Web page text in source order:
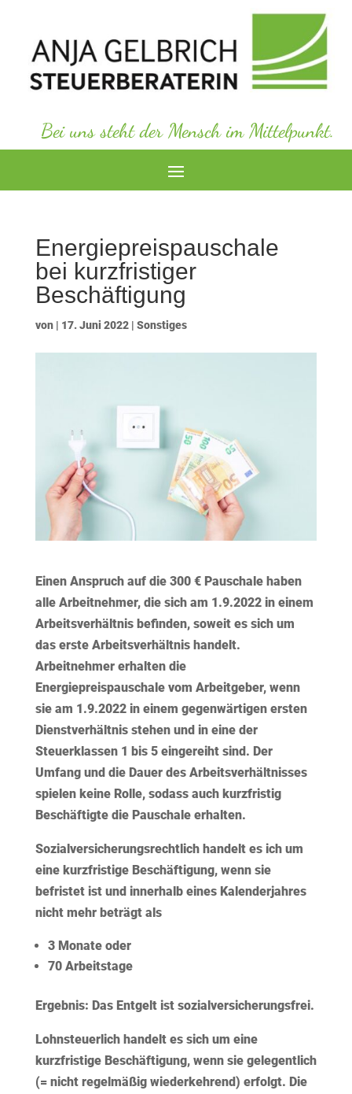
Bei uns steht der Mensch im Mittelpunkt.
Energiepreispauschale
bei kurzfristiger
Beschäftigung
von | 17. Juni 2022| Sonstiges
Einen Anspruch auf die 300 € Pauschale haben
alle Arbeitnehmer, die sich am 1.9.2022 in einem
Arbeitsverhältnis befinden, soweit es sich um
das erste Arbeitsverhältnis handelt.
Arbeitnehmer erhalten die
Energiepreispauschale vom Arbeitgeber, wenn
sie am 1.9.2022 in einem gegenwärtigen ersten
Dienstverhältnis stehenund in eine der
Steuerklassen 1 bis 5 eingereiht sind. Der
Umfang und die Dauer des Arbeitsverhältnisses
spielen keine Rolle, sodass auch kurzfristig
Beschäftigte die Pauschale erhalten.
Sozialversicherungsrechtlichhandelt es ich um
eine kurzfristige Beschäftigung, wenn sie
befristetist und innerhalb eines Kalenderjahres
nicht mehr beträgt als
3 Monateoder
70 Arbeitstage
Ergebnis: Das Entgelt ist sozialversicherungsfrei.
Lohnsteuerlichhandelt es sich um eine
kurzfristige Beschäftigung, wenn sie gelegentlich
(= nicht regelmäßig wiederkehrend) erfolgt. Die